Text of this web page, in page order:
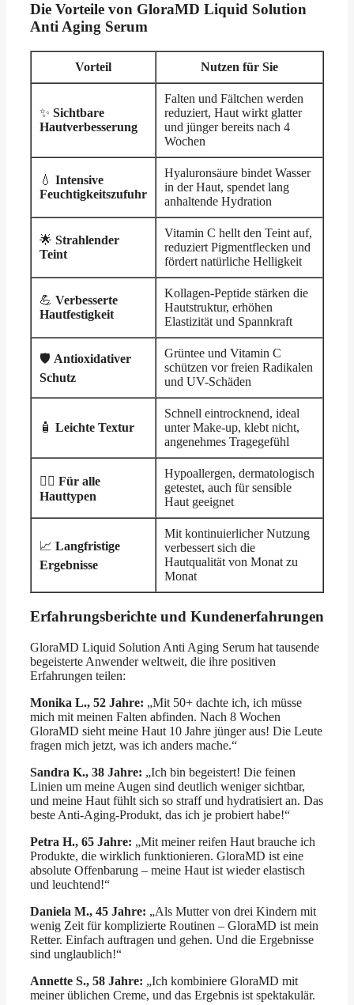
Die Vorteile von GloraMD Liquid Solution
Anti Aging Serum
Vorteil Nutzen für Sie
✨ Sichtbare
Hautverbesserung
Falten und Fältchen werden
reduziert, Haut wirkt glatter
und jünger bereits nach 4
Wochen
💧 Intensive
Feuchtigkeitszufuhr
Hyaluronsäure bindet Wasser
in der Haut, spendet lang
anhaltende Hydration
🌟 Strahlender
Teint
Vitamin C hellt den Teint auf,
reduziert Pigmentflecken und
fördert natürliche Helligkeit
💪 Verbesserte
Hautfestigkeit
Kollagen-Peptide stärken die
Hautstruktur, erhöhen
Elastizität und Spannkraft
🛡️ Antioxidativer
Schutz
Grüntee und Vitamin C
schützen vor freien Radikalen
und UV-Schäden
🧴 Leichte Textur
Schnell eintrocknend, ideal
unter Make-up, klebt nicht,
angenehmes Tragegefühl
👨‍⚕️ Für alle
Hauttypen
Hypoallergen, dermatologisch
getestet, auch für sensible
Haut geeignet
📈 Langfristige
Ergebnisse
Mit kontinuierlicher Nutzung
verbessert sich die
Hautqualität von Monat zu
Monat
Erfahrungsberichte und Kundenerfahrungen
GloraMD Liquid Solution Anti Aging Serum hat tausende
begeisterte Anwender weltweit, die ihre positiven
Erfahrungen teilen:
Monika L., 52 Jahre: „Mit 50+ dachte ich, ich müsse
mich mit meinen Falten abfinden. Nach 8 Wochen
GloraMD sieht meine Haut 10 Jahre jünger aus! Die Leute
fragen mich jetzt, was ich anders mache.“
Sandra K., 38 Jahre: „Ich bin begeistert! Die feinen
Linien um meine Augen sind deutlich weniger sichtbar,
und meine Haut fühlt sich so straff und hydratisiert an. Das
beste Anti-Aging-Produkt, das ich je probiert habe!“
Petra H., 65 Jahre: „Mit meiner reifen Haut brauche ich
Produkte, die wirklich funktionieren. GloraMD ist eine
absolute Offenbarung – meine Haut ist wieder elastisch
und leuchtend!“
Daniela M., 45 Jahre: „Als Mutter von drei Kindern mit
wenig Zeit für komplizierte Routinen – GloraMD ist mein
Retter. Einfach auftragen und gehen. Und die Ergebnisse
sind unglaublich!“
Annette S., 58 Jahre: „Ich kombiniere GloraMD mit
meiner üblichen Creme, und das Ergebnis ist spektakulär.